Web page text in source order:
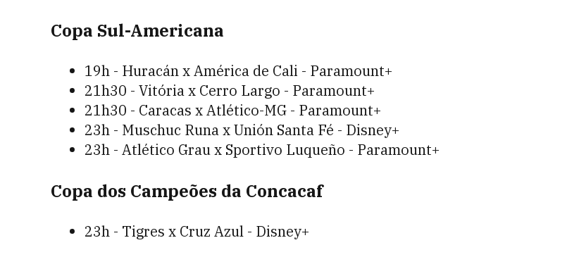
Copa Sul-Americana
19h - Huracán x América de Cali - Paramount+
21h30 - Vitória x Cerro Largo - Paramount+
21h30 - Caracas x Atlético-MG - Paramount+
23h - Muschuc Runa x Unión Santa Fé - Disney+
23h - Atlético Grau x Sportivo Luqueño - Paramount+
Copa dos Campeões da Concacaf
23h - Tigres x Cruz Azul - Disney+